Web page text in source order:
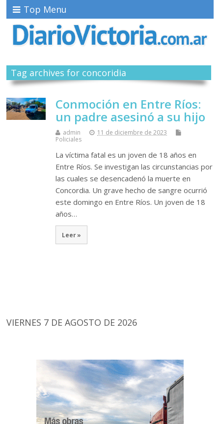
Top Menu
Tag archives for concoridia
Conmoción en Entre Ríos:
un padre asesinó a su hijo
admin
11 de diciembre de 2023
Policiales
La víctima fatal es un joven de 18 años en
Entre Ríos. Se investigan las circunstancias por
las cuales se desencadenó la muerte en
Concordia. Un grave hecho de sangre ocurrió
este domingo en Entre Ríos. Un joven de 18
años…
Leer »
VIERNES 7 DE AGOSTO DE 2026